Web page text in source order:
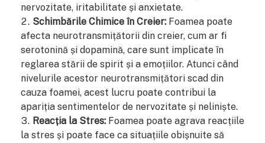
nervozitate, iritabilitate și anxietate.
Schimbările Chimice în Creier: Foamea poate
afecta neurotransmițătorii din creier, cum ar fi
serotonină și dopamină, care sunt implicate în
reglarea stării de spirit și a emoțiilor. Atunci când
nivelurile acestor neurotransmițători scad din
cauza foamei, acest lucru poate contribui la
apariția sentimentelor de nervozitate și neliniște.
Reacția la Stres: Foamea poate agrava reacțiile
la stres și poate face ca situațiile obișnuite să